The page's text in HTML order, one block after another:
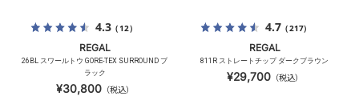
4.3（12）
REGAL
26BL スワールトウ GORE-TEX SURROUND ブ
ラック
¥30,800（税込）
4.7（217）
REGAL
811R ストレートチップ ダークブラウン
¥29,700（税込）